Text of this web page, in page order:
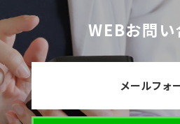
WEBお問い
メールフォ